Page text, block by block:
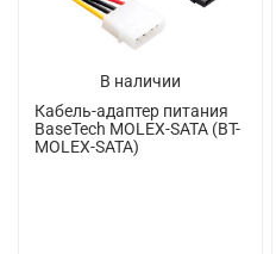
В наличии
Кабель-адаптер питания
BaseTech MOLEX-SATA (BT-
MOLEX-SATA)